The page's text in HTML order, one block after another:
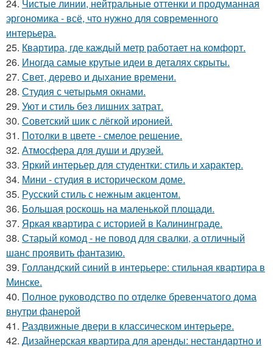
24. Чистые линии, нейтральные оттенки и продуманная
эргономика - всё, что нужно для современного
интерьера.
25. Квартира, где каждый метр работает на комфорт.
26. Иногда самые крутые идеи в деталях скрыты.
27. Свет, дерево и дыхание времени.
28. Студия с четырьмя окнами.
29. Уют и стиль без лишних затрат.
30. Советский шик с лёгкой иронией.
31. Потолки в цвете - смелое решение.
32. Атмосфера для души и друзей.
33. Яркий интерьер для студентки: стиль и характер.
34. Мини - студия в историческом доме.
35. Русский стиль с нежным акцентом.
36. Большая роскошь на маленькой площади.
37. Яркая квартира с историей в Калининграде.
38. Старый комод - не повод для свалки, а отличный
шанс проявить фантазию.
39. Голландский синий в интерьере: стильная квартира в
Минске.
40. Полное руководство по отделке бревенчатого дома
внутри фанерой
41. Раздвижные двери в классическом интерьере.
42. Дизайнерская квартира для аренды: нестандартно и